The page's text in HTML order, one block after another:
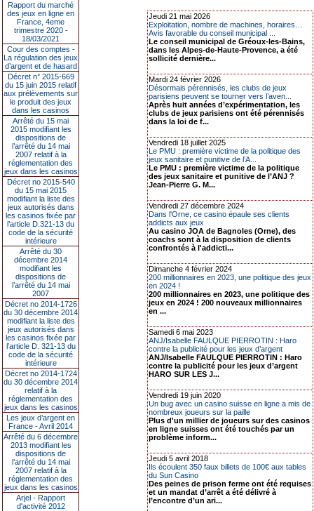
Rapport du marché
des jeux en ligne en
France, 4eme
trimestre 2020 -
18/03/2021
Cour des comptes -
La régulation des jeux
d’argent et de hasard
Décret n° 2015-669
du 15 juin 2015 relatif
aux prélèvements sur
le produit des jeux
dans les casinos
Arrêté du 15 mai
2015 modifiant les
dispositions de
l’arrêté du 14 mai
2007 relatif à la
réglementation des
jeux dans les casinos
Décret no 2015-540
du 15 mai 2015
modifiant la liste des
jeux autorisés dans
les casinos fixée par
l’article D.321-13 du
code de la sécurité
intérieure
Arrêté du 30
décembre 2014
modifiant les
dispositions de
l’arrêté du 14 mai
2007
Décret no 2014-1726
du 30 décembre 2014
modifiant la liste des
jeux autorisés dans
les casinos fixée par
l’article D. 321-13 du
code de la sécurité
intérieure
Décret no 2014-1724
du 30 décembre 2014
relatif à la
réglementation des
jeux dans les casinos
Les jeux d’argent en
France - Avril 2014
Arrêté du 6 décembre
2013 modifiant les
dispositions de
l’arrêté du 14 mai
2007 relatif à la
réglementation des
jeux dans les casinos
Arjel - Rapport
d'activité 2012
Jeudi 21 mai 2026
Exploitation, nombre de machines, horaires…
Avis favorable du conseil municipal ...
Le conseil municipal de Gréoux-les-Bains,
dans les Alpes-de-Haute-Provence, a été
sollicité dernière...
Mardi 24 février 2026
Désormais pérennisés, les clubs de jeux
parisiens peuvent se tourner vers l’aven...
Après huit années d’expérimentation, les
clubs de jeux parisiens ont été pérennisés
dans la loi de f...
Vendredi 18 juillet 2025
Le PMU : première victime de la politique des
jeux sanitaire et punitive de l’A...
Le PMU : première victime de la politique
des jeux sanitaire et punitive de l’ANJ ?
Jean-Pierre G. M...
Vendredi 27 décembre 2024
Dans l'Orne, ce casino épaule ses clients
addicts aux jeux
Au casino JOA de Bagnoles (Orne), des
coachs sont à la disposition de clients
confrontés à l'addicti...
Dimanche 4 février 2024
200 millionnaires en 2023, une politique des jeux
en 2024 !
200 millionnaires en 2023, une politique des
jeux en 2024 ! 200 nouveaux millionnaires
en ...
Samedi 6 mai 2023
ANJ/Isabelle FAULQUE PIERROTIN : Haro
contre la publicité pour les jeux d’argent
ANJ/Isabelle FAULQUE PIERROTIN : Haro
contre la publicité pour les jeux d’argent
HARO SUR LES J...
Vendredi 19 juin 2020
Un bug avec un casino suisse en ligne a mis de
nombreux joueurs sur la paille
Plus d'un millier de joueurs sur des casinos
en ligne suisses ont été touchés par un
problème inform...
Jeudi 5 avril 2018
Ils écoulent 350 faux billets de 100€ aux tables
du Sun Casino
Des peines de prison ferme ont été requises
et un mandat d’arrêt a été délivré à
l’encontre d’un ari...